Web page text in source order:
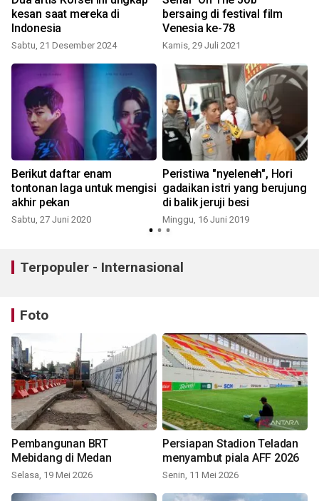
kesan saat mereka di
Indonesia
Sabtu, 21 Desember 2024
bersaing di festival film
Venesia ke-78
Kamis, 29 Juli 2021
Berikut daftar enam
tontonan laga untuk mengisi
akhir pekan
Sabtu, 27 Juni 2020
Peristiwa "nyeleneh", Hori
gadaikan istri yang berujung
di balik jeruji besi
Minggu, 16 Juni 2019
Terpopuler - Internasional
Foto
Pembangunan BRT
Mebidang di Medan
Selasa, 19 Mei 2026
Persiapan Stadion Teladan
menyambut piala AFF 2026
Senin, 11 Mei 2026